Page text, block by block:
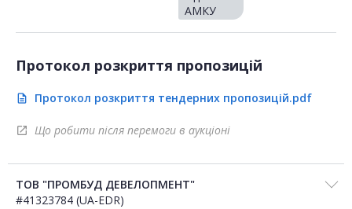
АМКУ
Протокол розкриття пропозицій
description Протокол розкриття тендерних пропозицій.pdf
open_in_new Що робити після перемоги в аукціоні
ТОВ "ПРОМБУД ДЕВЕЛОПМЕНТ"
#41323784 (UA-EDR)